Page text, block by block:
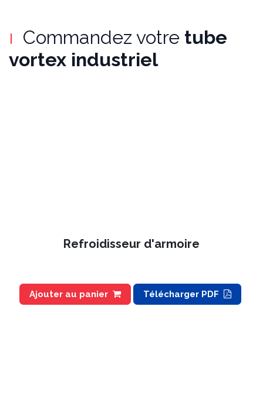
Commandez votre tube
vortex industriel
Ajouter au panier Télécharger PDF